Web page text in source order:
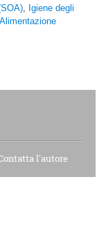
, Igiene degli
Alimentazione
l'autore